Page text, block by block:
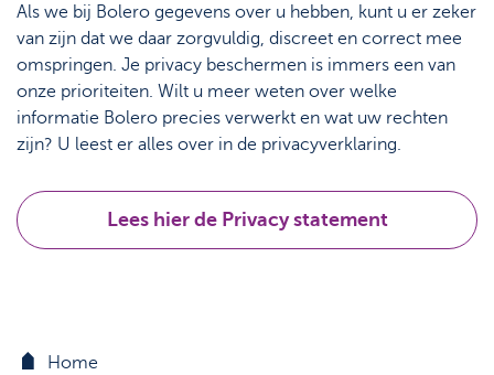
Als we bij Bolero gegevens over u hebben, kunt u er zeker
van zijn dat we daar zorgvuldig, discreet en correct mee
omspringen. Je privacy beschermen is immers een van
onze prioriteiten. Wilt u meer weten over welke
informatie Bolero precies verwerkt en wat uw rechten
zijn? U leest er alles over in de privacyverklaring.
Lees hier de Privacy statement
Home